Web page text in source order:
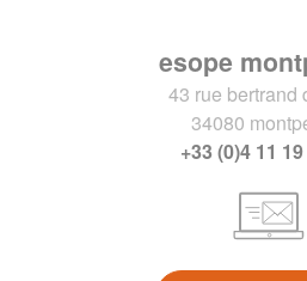
esope
43 rue bertrand
34080
+33 (0)4 11